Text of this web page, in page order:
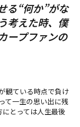
る“何か”がな
考えた時、僕
ープファンの
観ている時点で負け
て一生の思い出に残
とっては人生最後